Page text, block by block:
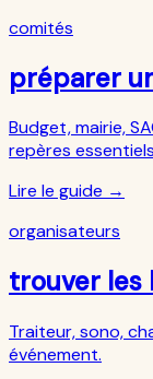
comités
préparer
Budget, mairie,
repères
Lire le guide →
organisateurs
trouver les
Traiteur, sono,
événement.